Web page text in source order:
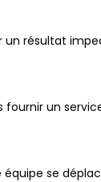
résultat
fournir un
équipe se